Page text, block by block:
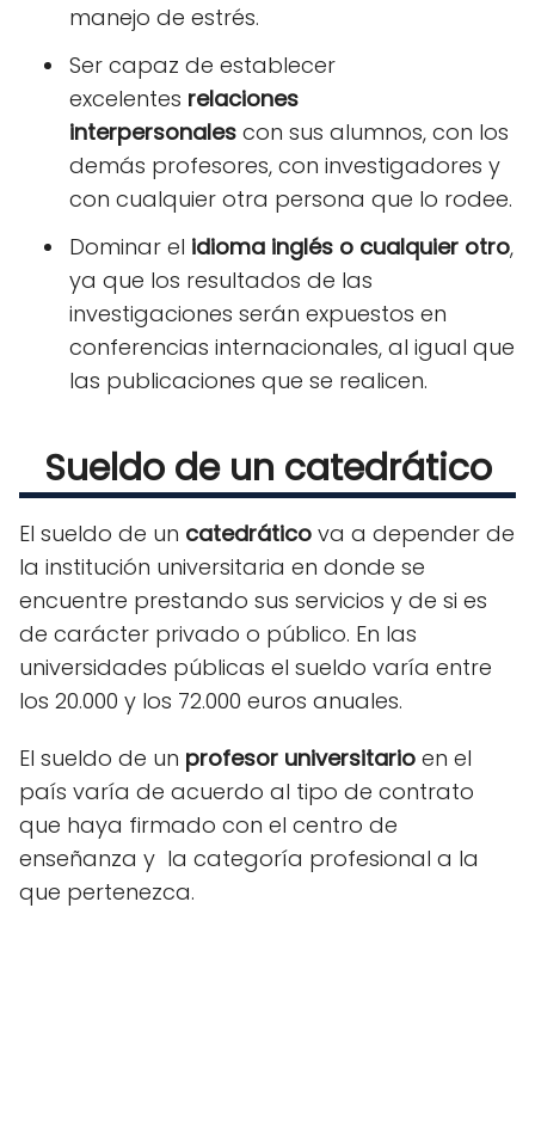
manejo de estrés.
Ser capaz de establecer
excelentes relaciones
interpersonales con sus alumnos, con los
demás profesores, con investigadores y
con cualquier otra persona que lo rodee.
Dominar el idioma inglés o cualquier otro,
ya que los resultados de las
investigaciones serán expuestos en
conferencias internacionales, al igual que
las publicaciones que se realicen.
Sueldo de un catedrático
El sueldo de un catedrático va a depender de
la institución universitaria en donde se
encuentre prestando sus servicios y de si es
de carácter privado o público. En las
universidades públicas el sueldo varía entre
los 20.000 y los 72.000 euros anuales.
El sueldo de un profesor universitario en el
país varía de acuerdo al tipo de contrato
que haya firmado con el centro de
enseñanza y la categoría profesional a la
que pertenezca.